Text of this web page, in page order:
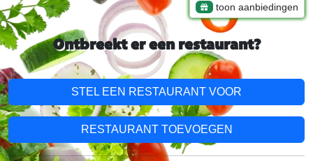
toon aanbiedingen
Ontbreekt er een restaurant?
STEL EEN RESTAURANT VOOR
RESTAURANT TOEVOEGEN